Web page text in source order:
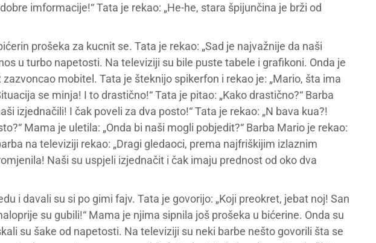
imformacije!“ Tata je rekao: „He-he, stara špijunčina je brži od
prošeka za kucnit se. Tata je rekao: „Sad je najvažnije da naši
u turbo napetosti. Na televiziji su bile puste tabele i grafikoni. Onda je
mobitel. Tata je šteknijo spikerfon i rekao je: „Mario, šta ima
se minja! I to drastično!“ Tata je pitao: „Kako drastično?“ Barba
izjednačili! I čak poveli za dva posto!“ Tata je rekao: „N bava kua?!
Mama je uletila: „Onda bi naši mogli pobjedit?“ Barba Mario je rekao:
na televiziji rekao: „Dragi gledaoci, prema najfriškijim izlaznim
Naši su uspjeli izjednačit i čak imaju prednost od oko dva
i davali su si po gimi fajv. Tata je govorijo: „Koji preokret, jebat noj! San
su gubili!“ Mama je njima sipnila još prošeka u bićerine. Onda su
su šake od napetosti. Na televiziji su neki barbe nešto govorili šta se